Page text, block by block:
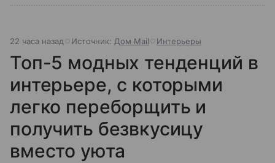
22 часа назад Источник: Дом Mail Интерьеры
Топ-5 модных тенденций в
интерьере, с которыми
легко переборщить и
получить безвкусицу
вместо уюта